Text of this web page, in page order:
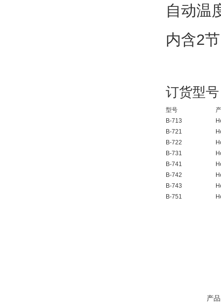
自动温
内含2
订货型号
型号
B-713
B-721
B-722
B-731
B-741
B-742
B-743
B-751
产